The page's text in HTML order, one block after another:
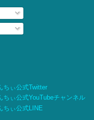
ちぃ公式Twitter
ちぃ公式YouTubeチャンネル
ちぃ公式LINE